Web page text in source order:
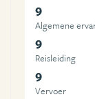
9
Algemene
9
Reisleiding
9
Vervoer